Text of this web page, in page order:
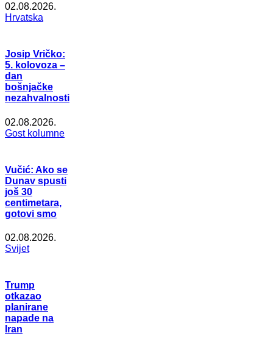
02.08.2026.
Hrvatska
Josip Vričko:
5. kolovoza –
dan
bošnjačke
nezahvalnosti
02.08.2026.
Gost kolumne
Vučić: Ako se
Dunav spusti
još 30
centimetara,
gotovi smo
02.08.2026.
Svijet
Trump
otkazao
planirane
napade na
Iran